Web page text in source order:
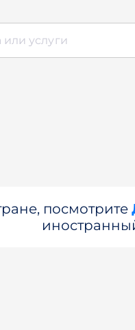
посмотрите